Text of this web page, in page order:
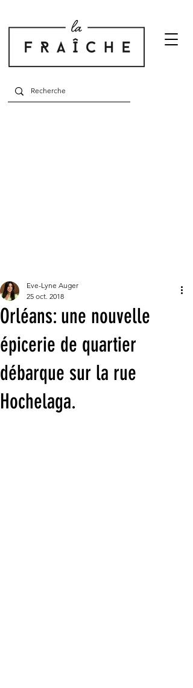
Orléans: une nouvelle
épicerie de quartier
débarque sur la rue
Hochelaga.
Eve-Lyne Auger
25 oct. 2018